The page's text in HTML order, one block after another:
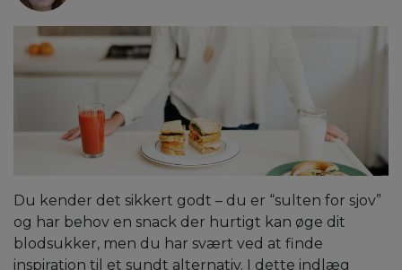
Du kender det sikkert godt – du er “sulten for sjov”
og har behov en snack der hurtigt kan øge dit
blodsukker, men du har svært ved at finde
inspiration til et sundt alternativ. I dette indlæg